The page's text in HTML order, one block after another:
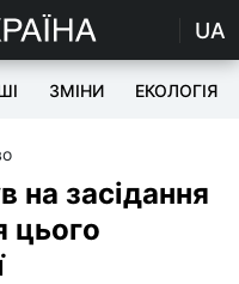
UA
ЗМІНИ ЕКОЛОГІЯ
на засідання
цього